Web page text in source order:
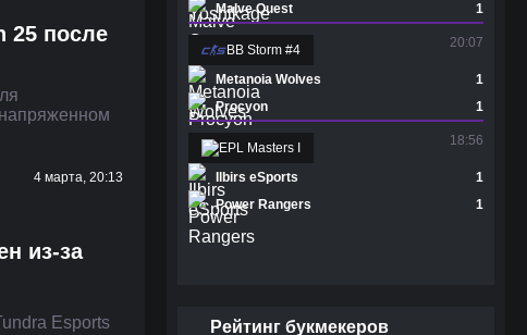
25 после
4 марта, 20:13
из-за
Esports
Malve Quest
1
BB Storm #4 20:07
Metanoia Wolves
1
Procyon
1
EPL Masters I 18:56
Ilbirs eSports
1
Power Rangers
1
Рейтинг букмекеров